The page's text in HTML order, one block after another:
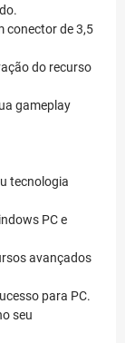
conector de 3,5
do recurso
gameplay
tecnologia
PC e
avançados
para PC.
seu